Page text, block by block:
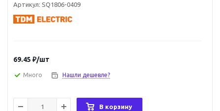
Артикул: SQ1806-0409
69.45 ₽/шт
Много Нашли дешевле?
В корзину